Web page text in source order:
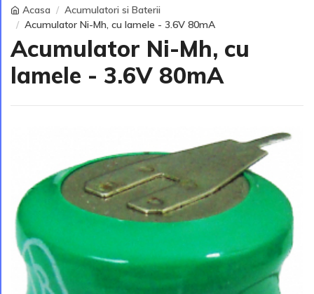
Acasa
Acumulatori si Baterii
Acumulator Ni-Mh, cu lamele - 3.6V 80mA
Acumulator Ni-Mh, cu
lamele - 3.6V 80mA